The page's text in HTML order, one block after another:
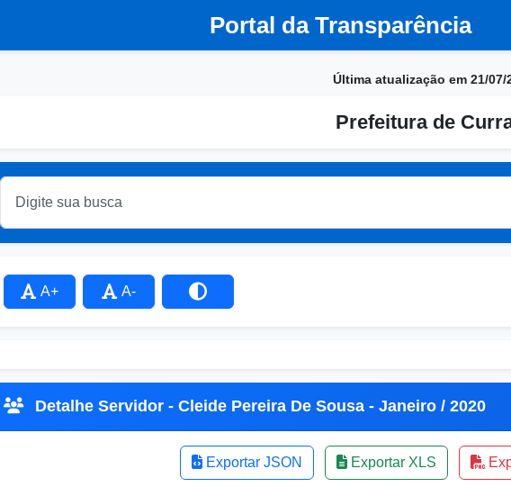
Portal da Transparência
Última atualização em 21/07/
Prefeitura de
A+ A-
Detalhe Servidor - Cleide Pereira De Sousa - Janeiro / 2020
Exportar JSON Exportar XLS